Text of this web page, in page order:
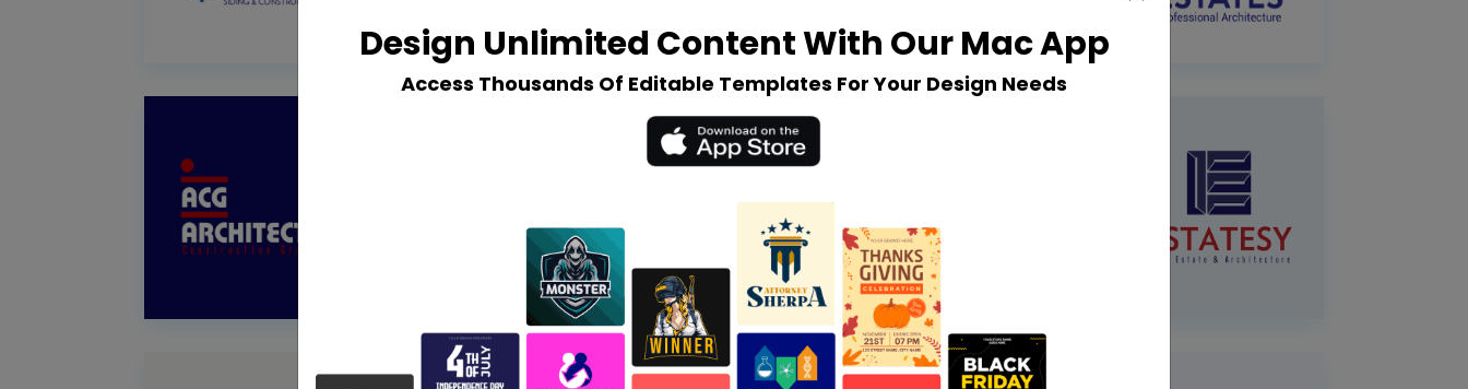
Design Unlimited Content With Our Mac App
Access Thousands Of Editable Templates For Your Design Needs